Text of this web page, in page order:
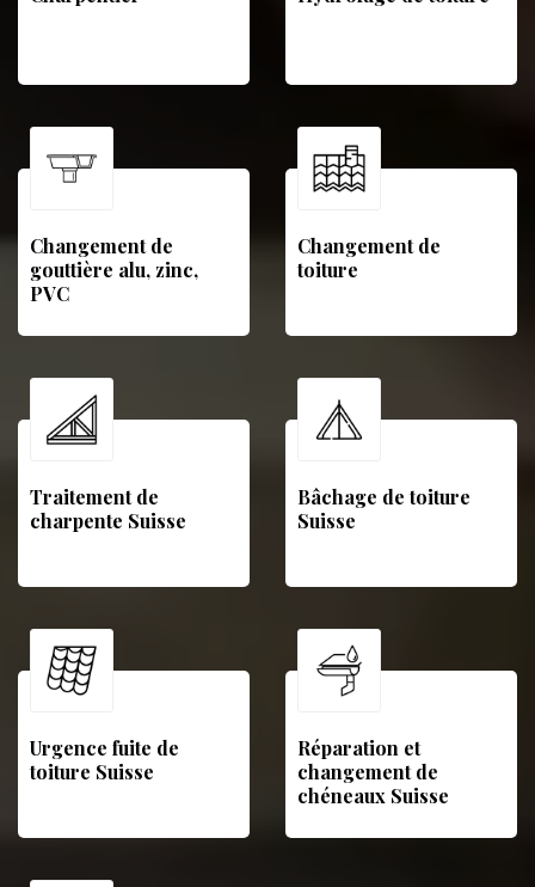
Changement de
gouttière alu, zinc,
PVC
Changement de
toiture
Traitement de
charpente Suisse
Bâchage de toiture
Suisse
Urgence fuite de
toiture Suisse
Réparation et
changement de
chéneaux Suisse